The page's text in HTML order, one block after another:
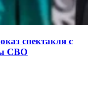
спектакля с
СВО